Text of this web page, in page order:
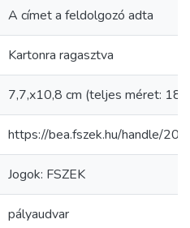
A címet a feldolgozó adta
Kartonra ragasztva
7,7,x10,8 cm (teljes méret:
https://bea.fszek.hu/handle/
Jogok: FSZEK
pályaudvar